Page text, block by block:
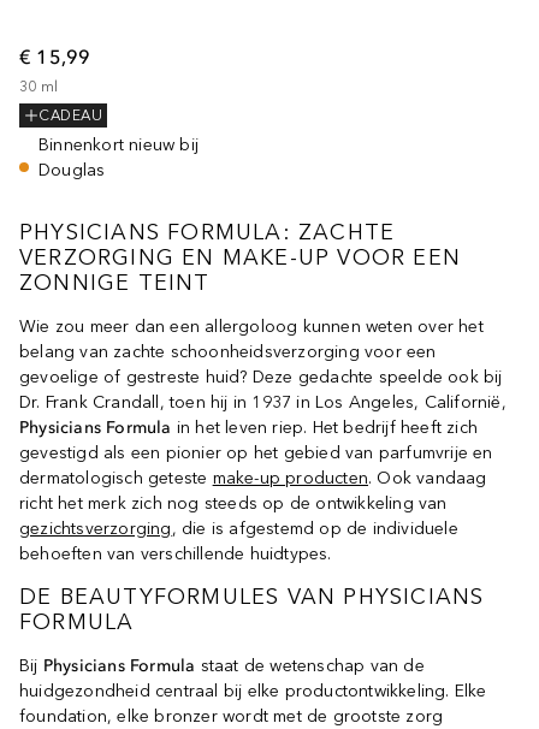
€ 15,99
30 ml
CADEAU
Binnenkort nieuw bij
Douglas
PHYSICIANS FORMULA: ZACHTE
VERZORGING EN MAKE-UP VOOR EEN
ZONNIGE TEINT
Wie zou meer dan een allergoloog kunnen weten over het
belang van zachte schoonheidsverzorging voor een
gevoelige of gestreste huid? Deze gedachte speelde ook bij
Dr. Frank Crandall, toen hij in 1937 in Los Angeles, Californië,
Physicians Formula in het leven riep. Het bedrijf heeft zich
gevestigd als een pionier op het gebied van parfumvrije en
dermatologisch geteste make-up producten. Ook vandaag
richt het merk zich nog steeds op de ontwikkeling van
gezichtsverzorging, die is afgestemd op de individuele
behoeften van verschillende huidtypes.
DE BEAUTYFORMULES VAN PHYSICIANS
FORMULA
Bij Physicians Formula staat de wetenschap van de
huidgezondheid centraal bij elke productontwikkeling. Elke
foundation, elke bronzer wordt met de grootste zorg